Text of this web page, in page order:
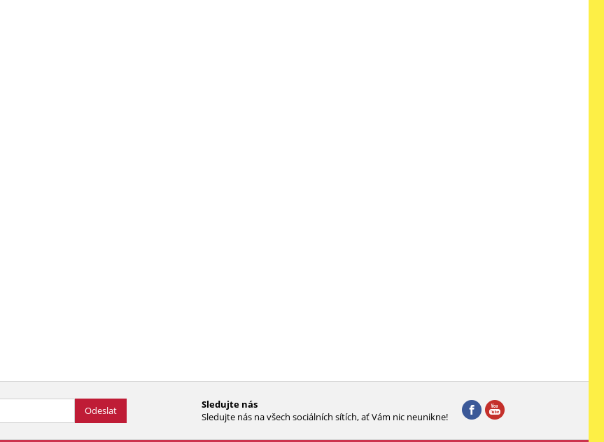
Odeslat
Sledujte nás
Sledujte nás na všech sociálních sítích, ať Vám nic neunikne!